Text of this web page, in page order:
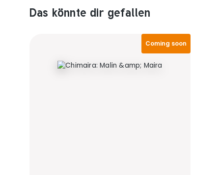
Produktempfehlungen überspringen
Das könnte dir gefallen
Coming soon